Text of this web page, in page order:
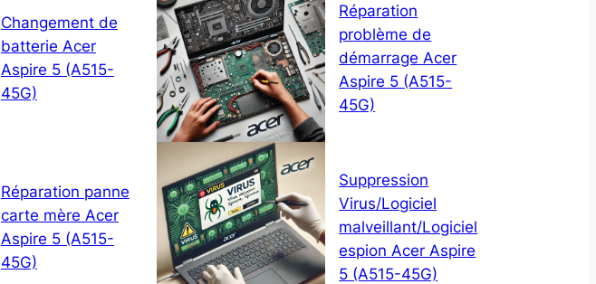
Changement de
batterie Acer
Aspire 5 (A515-
45G)
Réparation
problème de
démarrage Acer
Aspire 5 (A515-
45G)
Réparation panne
carte mère Acer
Aspire 5 (A515-
45G)
Suppression
Virus/Logiciel
malveillant/Logiciel
espion Acer Aspire
5 (A515-45G)